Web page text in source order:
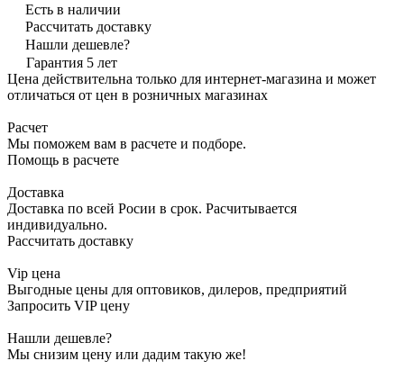
Есть в наличии
Рассчитать доставку
Нашли дешевле?
Гарантия 5 лет
Цена действительна только для интернет-магазина и может
отличаться от цен в розничных магазинах
Расчет
Мы поможем вам в расчете и подборе.
Помощь в расчете
Доставка
Доставка по всей Росии в срок. Расчитывается
индивидуально.
Рассчитать доставку
Vip цена
Выгодные цены для оптовиков, дилеров, предприятий
Запросить VIP цену
Нашли дешевле?
Мы снизим цену или дадим такую же!